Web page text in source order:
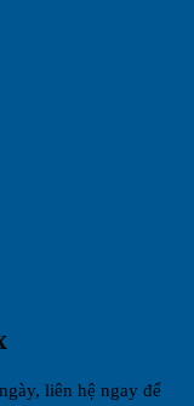
liên hệ ngay để